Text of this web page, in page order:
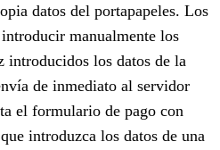
datos del portapapeles. Los
manualmente los
introducidos los datos de la
de inmediato al servidor
el formulario de pago con
introduzca los datos de una